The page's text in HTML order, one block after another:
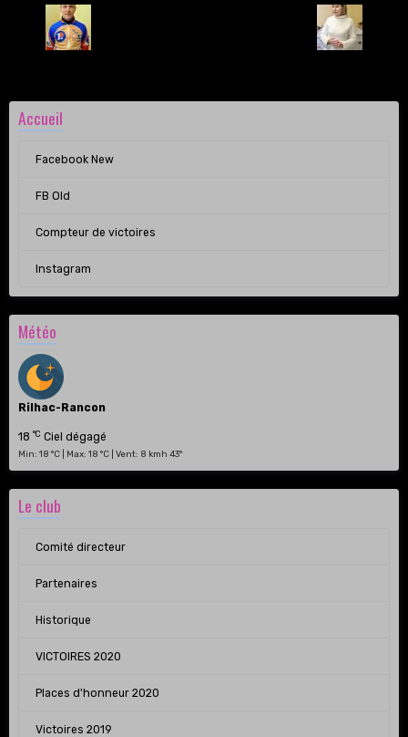
Accueil
Facebook New
FB Old
Compteur de victoires
Instagram
Météo
Rilhac-Rancon
18 °C Ciel dégagé
Min: 18 °C | Max: 18 °C | Vent: 8 kmh 43°
Le club
Comité directeur
Partenaires
Historique
VICTOIRES 2020
Places d'honneur 2020
Victoires 2019